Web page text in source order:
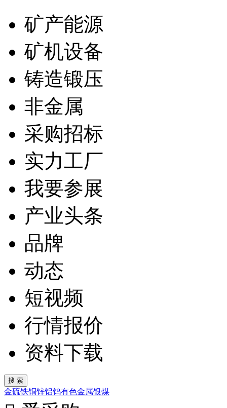
矿产能源
矿机设备
铸造锻压
非金属
采购招标
实力工厂
我要参展
产业头条
品牌
动态
短视频
行情报价
资料下载
金硫铁铜锌铝钨有色金属银煤